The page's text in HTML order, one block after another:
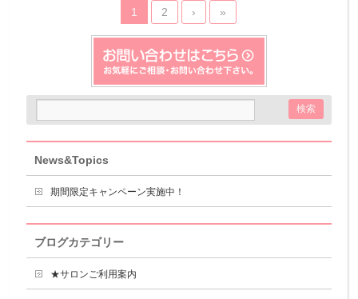
1 2 › »
News&Topics
期間限定キャンペーン実施中！
ブログカテゴリー
★サロンご利用案内